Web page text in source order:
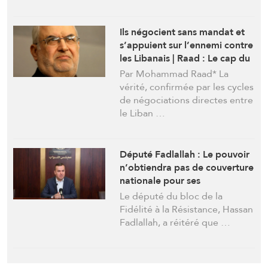
Ils négocient sans mandat et
s’appuient sur l’ennemi contre
les Libanais | Raad : Le cap du
pouvoir menace le pays de
catastrophes
Par Mohammad Raad* La
vérité, confirmée par les cycles
de négociations directes entre
le Liban …
Député Fadlallah : Le pouvoir
n’obtiendra pas de couverture
nationale pour ses
négociations directes avec
l’ennemi
Le député du bloc de la
Fidélité à la Résistance, Hassan
Fadlallah, a réitéré que …